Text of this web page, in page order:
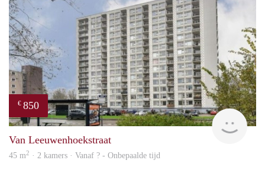
€ 850
rent
Van Leeuwenhoekstraat
45 m2 · 2 kamers · Vanaf ? - Onbepaalde tijd